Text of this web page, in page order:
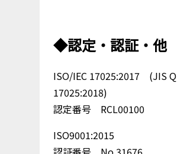
◆認定・認証・他
ISO/IEC 17025:2017 (JIS Q
17025:2018)
認定番号 RCL00100
ISO9001:2015